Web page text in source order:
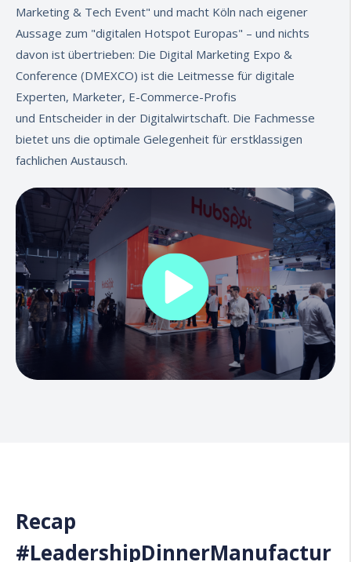
Marketing & Tech Event" und macht Köln nach eigener
Aussage zum "digitalen Hotspot Europas" – und nichts
davon ist übertrieben: Die Digital Marketing Expo &
Conference (DMEXCO) ist die Leitmesse für digitale
Experten, Marketer, E-Commerce-Profis
und Entscheider in der Digitalwirtschaft. Die Fachmesse
bietet uns die optimale Gelegenheit für erstklassigen
fachlichen Austausch.
Recap
#LeadershipDinnerManufactur